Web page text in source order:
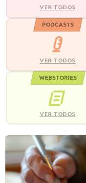
VER TODOS
PODCASTS
VER TODOS
WEBSTORIES
VER TODOS